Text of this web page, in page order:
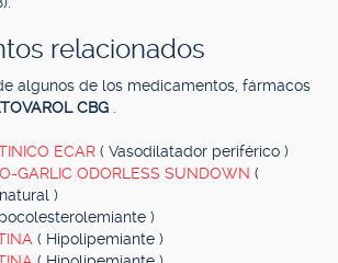
relacionados
algunos de los medicamentos, fármacos
CBG
ECAR ( Vasodilatador periférico )
GARLIC ODORLESS SUNDOWN (
)
)
( Hipolipemiante )